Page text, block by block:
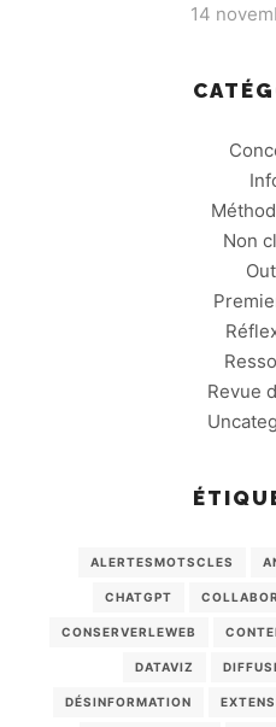
14
Non
Revue
ALERTESMOTSCLES
CHATGPT
CONSERVERLEWEB
DATAVIZ
DÉSINFORMATION